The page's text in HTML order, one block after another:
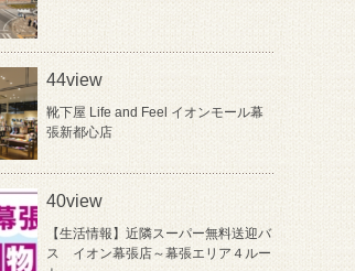
44view
靴下屋 Life and Feel イオンモール幕
張新都心店
40view
【生活情報】近隣スーパー無料送迎バ
ス イオン幕張店～幕張エリア４ルー